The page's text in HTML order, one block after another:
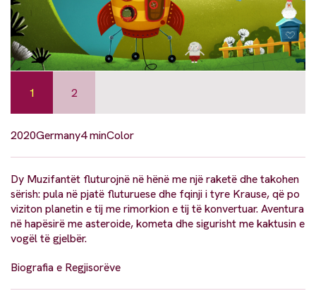
1 2
2020Germany4 minColor
Dy Muzifantët fluturojnë në hënë me një raketë dhe takohen
sërish: pula në pjatë fluturuese dhe fqinji i tyre Krause, që po
viziton planetin e tij me rimorkion e tij të konvertuar. Aventura
në hapësirë me asteroide, kometa dhe sigurisht me kaktusin e
vogël të gjelbër.
Biografia e Regjisorëve